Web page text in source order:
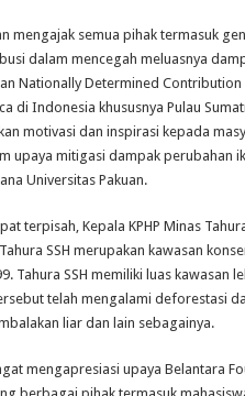
mengajak semua pihak termasuk
dalam mencegah meluasnya
Nationally Determined
di Indonesia khususnya Pulau
motivasi dan inspirasi kepada
upaya mitigasi dampak perubahan
Universitas Pakuan.
terpisah, Kepala KPHP Minas
SSH merupakan kawasan
Tahura SSH memiliki luas kawasan
telah mengalami deforestasi
liar dan lain sebagainya.
mengapresiasi upaya Belantara